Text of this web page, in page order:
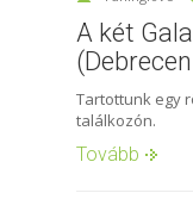
A két
Tartottunk egy
találkozón.
Tovább